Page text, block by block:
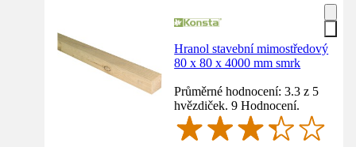
Hranol stavební mimostředový
80 x 80 x 4000 mm smrk
Průměrné hodnocení: 3.3 z 5
hvězdiček. 9 Hodnocení.